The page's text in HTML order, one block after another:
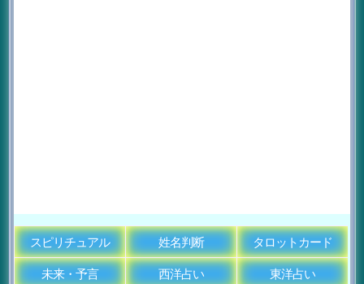
スピリチュアル 姓名判断 タロットカード
未来・予言 西洋占い 東洋占い